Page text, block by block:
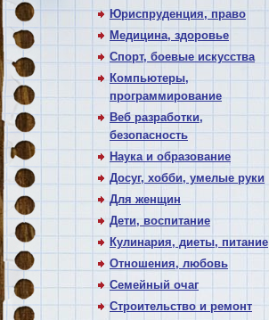
Юриспруденция, право
Медицина, здоровье
Спорт, боевые искусства
Компьютеры,
программирование
Веб разработки,
безопасность
Наука и образование
Досуг, хобби, умелые руки
Для женщин
Дети, воспитание
Кулинария, диеты, питание
Отношения, любовь
Семейный очаг
Строительство и ремонт